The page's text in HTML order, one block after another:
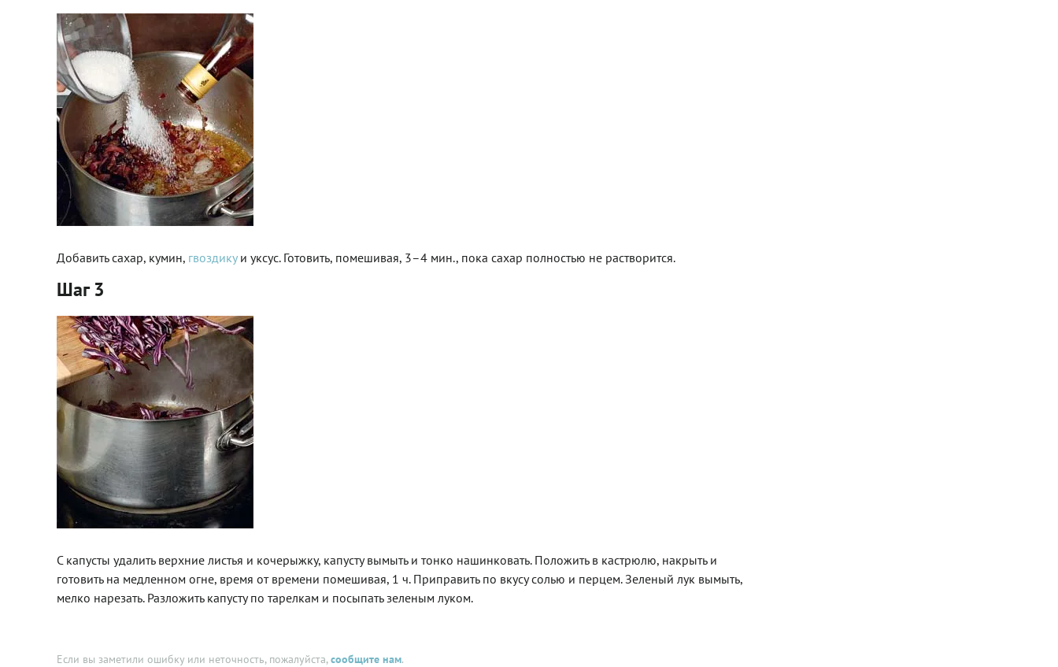
Добавить сахар, кумин, гвоздику и уксус. Готовить, помешивая, 3–4 мин., пока сахар полностью не растворится.
Шаг 3
С капусты удалить верхние листья и кочерыжку, капусту вымыть и тонко нашинковать. Положить в кастрюлю, накрыть и
готовить на медленном огне, время от времени помешивая, 1 ч. Приправить по вкусу солью и перцем. Зеленый лук вымыть,
мелко нарезать. Разложить капусту по тарелкам и посыпать зеленым луком.
Если вы заметили ошибку или неточность, пожалуйста,сообщите нам.